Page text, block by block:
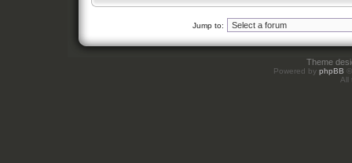
Jump to:
Theme
Powered by phpBB
All